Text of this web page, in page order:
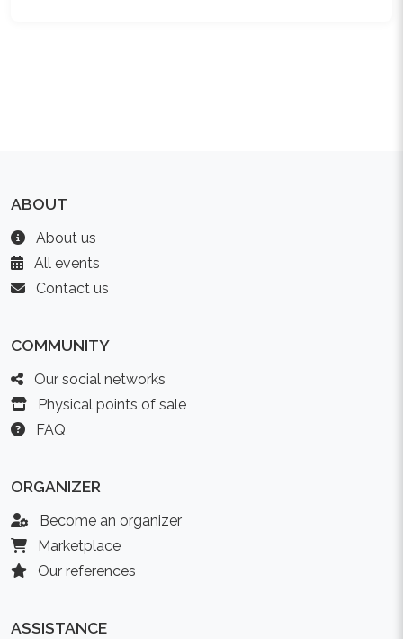
ABOUT
About us
All events
Contact us
COMMUNITY
Our social networks
Physical points of sale
FAQ
ORGANIZER
Become an organizer
Marketplace
Our references
ASSISTANCE